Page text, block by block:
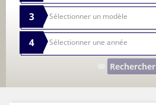
3
4
Rechercher